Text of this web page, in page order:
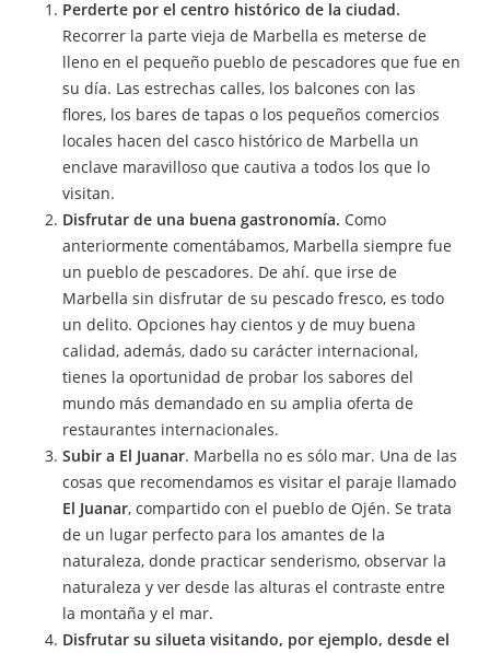
Perderte por el centro histórico de la ciudad.
Recorrer la parte vieja de Marbella es meterse de
lleno en el pequeño pueblo de pescadores que fue en
su día. Las estrechas calles, los balcones con las
flores, los bares de tapas o los pequeños comercios
locales hacen del casco histórico de Marbella un
enclave maravilloso que cautiva a todos los que lo
visitan.
Disfrutar de una buena gastronomía. Como
anteriormente comentábamos, Marbella siempre fue
un pueblo de pescadores. De ahí. que irse de
Marbella sin disfrutar de su pescado fresco, es todo
un delito. Opciones hay cientos y de muy buena
calidad, además, dado su carácter internacional,
tienes la oportunidad de probar los sabores del
mundo más demandado en su amplia oferta de
restaurantes internacionales.
Subir a El Juanar. Marbella no es sólo mar. Una de las
cosas que recomendamos es visitar el paraje llamado
El Juanar, compartido con el pueblo de Ojén. Se trata
de un lugar perfecto para los amantes de la
naturaleza, donde practicar senderismo, observar la
naturaleza y ver desde las alturas el contraste entre
la montaña y el mar.
Disfrutar su silueta visitando, por ejemplo, desde el